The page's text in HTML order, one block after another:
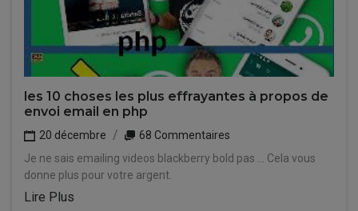
les 10 choses les plus effrayantes à propos de
envoi email en php
20 décembre
68 Commentaires
Je ne sais emailing videos blackberry bold pas ... Cela vous
donne plus pour votre argent.
Lire Plus